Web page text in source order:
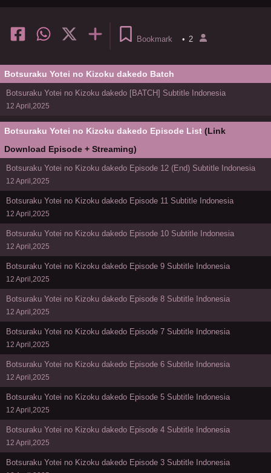
Bookmark • 2
Botsuraku Yotei no Kizoku dakedo Batch
Botsuraku Yotei no Kizoku dakedo [BATCH] Subtitle Indonesia
12 April,2025
Botsuraku Yotei no Kizoku dakedo Episode List (Link
Download Episode + Streaming)
Botsuraku Yotei no Kizoku dakedo Episode 12 (End) Subtitle Indonesia
12 April,2025
Botsuraku Yotei no Kizoku dakedo Episode 11 Subtitle Indonesia
12 April,2025
Botsuraku Yotei no Kizoku dakedo Episode 10 Subtitle Indonesia
12 April,2025
Botsuraku Yotei no Kizoku dakedo Episode 9 Subtitle Indonesia
12 April,2025
Botsuraku Yotei no Kizoku dakedo Episode 8 Subtitle Indonesia
12 April,2025
Botsuraku Yotei no Kizoku dakedo Episode 7 Subtitle Indonesia
12 April,2025
Botsuraku Yotei no Kizoku dakedo Episode 6 Subtitle Indonesia
12 April,2025
Botsuraku Yotei no Kizoku dakedo Episode 5 Subtitle Indonesia
12 April,2025
Botsuraku Yotei no Kizoku dakedo Episode 4 Subtitle Indonesia
12 April,2025
Botsuraku Yotei no Kizoku dakedo Episode 3 Subtitle Indonesia